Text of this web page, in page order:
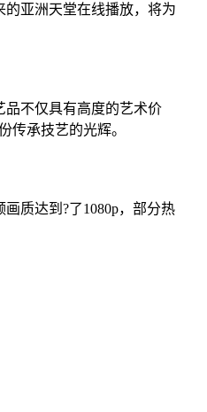
亚洲天堂在线播放，将为
品不仅具有高度的艺术价
传承技艺的光辉。
质达到?了1080p，部分热